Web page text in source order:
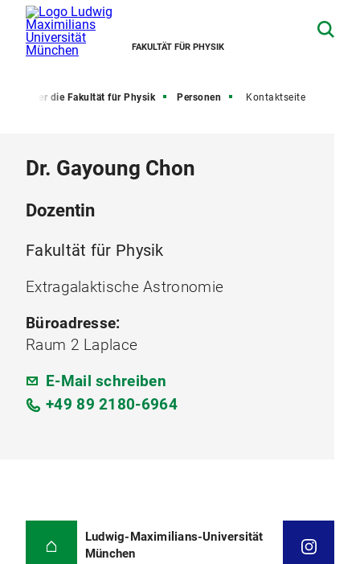
FAKULTÄT FÜR PHYSIK
Über die Fakultät für Physik Personen Kontaktseite
Dr. Gayoung Chon
Dozentin
Fakultät für Physik
Extragalaktische Astronomie
Büroadresse:
Raum 2 Laplace
E-Mail schreiben
+49 89 2180-6964
Ludwig-Maximilians-Universität
München